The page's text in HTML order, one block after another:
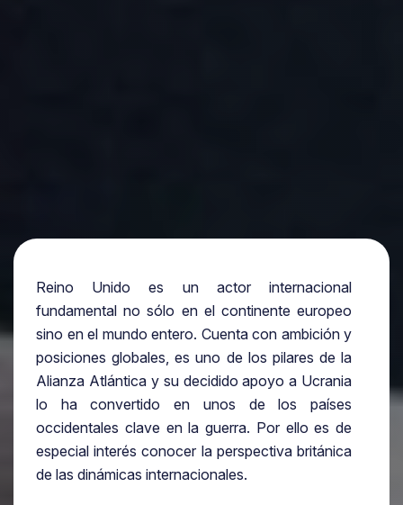
Reino Unido es un actor internacional
fundamental no sólo en el continente europeo
sino en el mundo entero. Cuenta con ambición y
posiciones globales, es uno de los pilares de la
Alianza Atlántica y su decidido apoyo a Ucrania
lo ha convertido en unos de los países
occidentales clave en la guerra. Por ello es de
especial interés conocer la perspectiva británica
de las dinámicas internacionales.